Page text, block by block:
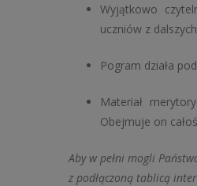
Wyjątkowo
uczniów z
Pogram działa
Materiał
Obejmuje on
Aby w pełni mogli
z podłączoną tablicą